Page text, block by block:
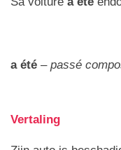
a été – passé
Vertaling